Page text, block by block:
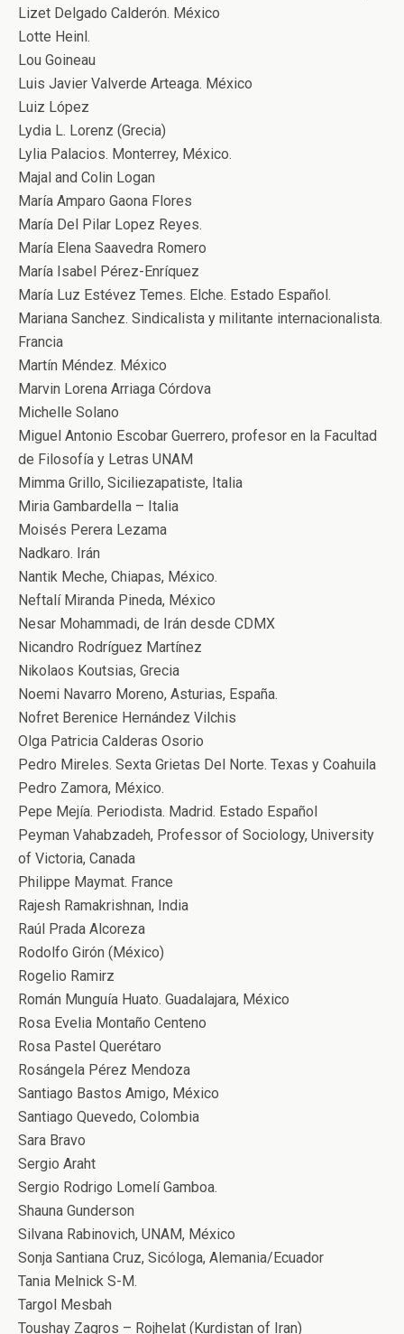
Lizet Delgado Calderón. México
Lotte Heinl.
Lou Goineau
Luis Javier Valverde Arteaga. México
Luiz López
Lydia L. Lorenz (Grecia)
Lylia Palacios. Monterrey, México.
Majal and Colin Logan
María Amparo Gaona Flores
María Del Pilar Lopez Reyes.
María Elena Saavedra Romero
María Isabel Pérez-Enríquez
María Luz Estévez Temes. Elche. Estado Español.
Mariana Sanchez. Sindicalista y militante internacionalista.
Francia
Martín Méndez. México
Marvin Lorena Arriaga Córdova
Michelle Solano
Miguel Antonio Escobar Guerrero, profesor en la Facultad
de Filosofía y Letras UNAM
Mimma Grillo, Siciliezapatiste, Italia
Miria Gambardella – Italia
Moisés Perera Lezama
Nadkaro. Irán
Nantik Meche, Chiapas, México.
Neftalí Miranda Pineda, México
Nesar Mohammadi, de Irán desde CDMX
Nicandro Rodríguez Martínez
Nikolaos Koutsias, Grecia
Noemi Navarro Moreno, Asturias, España.
Nofret Berenice Hernández Vilchis
Olga Patricia Calderas Osorio
Pedro Mireles. Sexta Grietas Del Norte. Texas y Coahuila
Pedro Zamora, México.
Pepe Mejía. Periodista. Madrid. Estado Español
Peyman Vahabzadeh, Professor of Sociology, University
of Victoria, Canada
Philippe Maymat. France
Rajesh Ramakrishnan, India
Raúl Prada Alcoreza
Rodolfo Girón (México)
Rogelio Ramirz
Román Munguía Huato. Guadalajara, México
Rosa Evelia Montaño Centeno
Rosa Pastel Querétaro
Rosángela Pérez Mendoza
Santiago Bastos Amigo, México
Santiago Quevedo, Colombia
Sara Bravo
Sergio Araht
Sergio Rodrigo Lomelí Gamboa.
Shauna Gunderson
Silvana Rabinovich, UNAM, México
Sonja Santiana Cruz, Sicóloga, Alemania/Ecuador
Tania Melnick S-M.
Targol Mesbah
Toushay Zagros – Rojhelat (Kurdistan of Iran)